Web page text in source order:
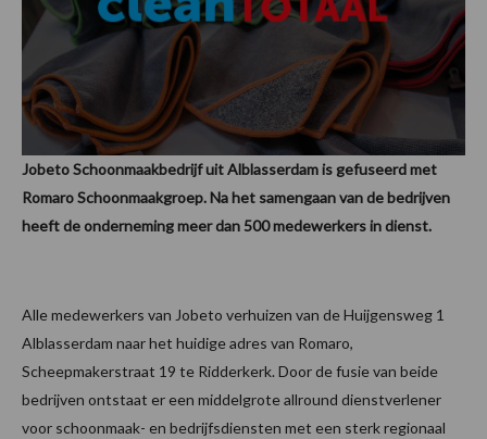
Jobeto Schoonmaakbedrijf uit Alblasserdam is gefuseerd met
Romaro Schoonmaakgroep. Na het samengaan van de bedrijven
heeft de onderneming meer dan 500 medewerkers in dienst.
Alle medewerkers van Jobeto verhuizen van de Huijgensweg 1
Alblasserdam naar het huidige adres van Romaro,
Scheepmakerstraat 19 te Ridderkerk. Door de fusie van beide
bedrijven ontstaat er een middelgrote allround dienstverlener
voor schoonmaak- en bedrijfsdiensten met een sterk regionaal